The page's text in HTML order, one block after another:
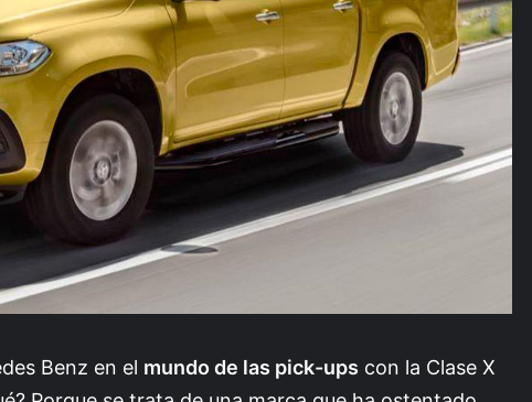
Benz en el mundo de las pick-ups con la Clase X